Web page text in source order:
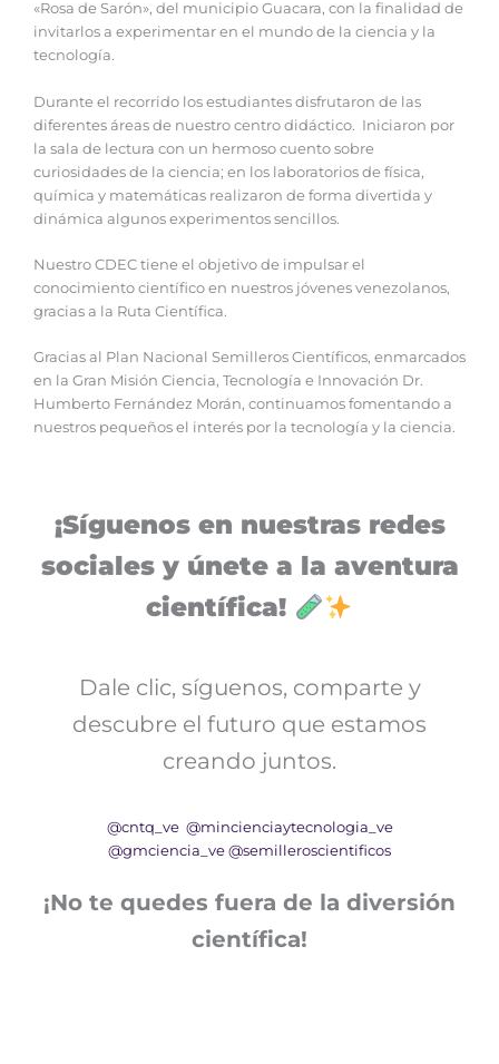
«Rosa de Sarón», del municipio Guacara, con la finalidad de
invitarlos a experimentar en el mundo de la ciencia y la
tecnología.
Durante el recorrido los estudiantes disfrutaron de las
diferentes áreas de nuestro centro didáctico. Iniciaron por
la sala de lectura con un hermoso cuento sobre
curiosidades de la ciencia; en los laboratorios de física,
química y matemáticas realizaron de forma divertida y
dinámica algunos experimentos sencillos.
Nuestro CDEC tiene el objetivo de impulsar el
conocimiento científico en nuestros jóvenes venezolanos,
gracias a la Ruta Científica.
Gracias al Plan Nacional Semilleros Científicos, enmarcados
en la Gran Misión Ciencia, Tecnología e Innovación Dr.
Humberto Fernández Morán, continuamos fomentando a
nuestros pequeños el interés por la tecnología y la ciencia.
¡Síguenos en nuestras redes
sociales y únete a la aventura
científica!
Dale clic, síguenos, comparte y
descubre el futuro que estamos
creando juntos.
@cntq_ve @mincienciaytecnologia_ve
@gmciencia_ve @semilleroscientificos
¡No te quedes fuera de la diversión
científica!